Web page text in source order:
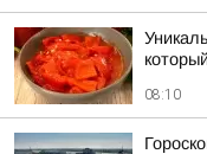
08:10